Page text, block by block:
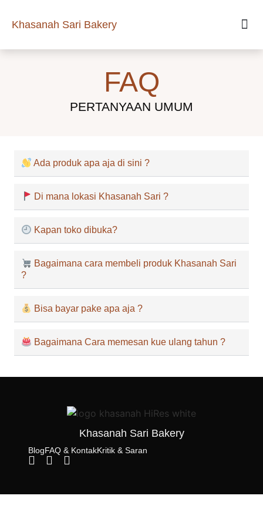
Khasanah Sari Bakery
FAQ
PERTANYAAN UMUM
Ada produk apa aja di sini ?
Di mana lokasi Khasanah Sari ?
Kapan toko dibuka?
Bagaimana cara membeli produk Khasanah Sari
?
Bisa bayar pake apa aja ?
Bagaimana Cara memesan kue ulang tahun ?
Khasanah Sari Bakery
BlogFAQ & KontakKritik & Saran